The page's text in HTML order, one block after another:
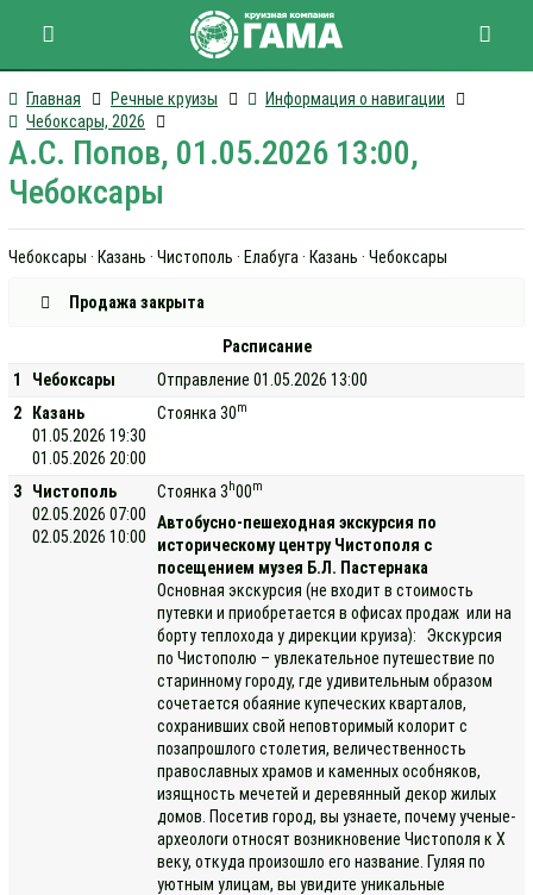
Главная Речные круизы
Информация о навигации
Чебоксары, 2026
А.С. Попов, 01.05.2026 13:00,
Чебоксары
Чебоксары · Казань · Чистополь · Елабуга · Казань · Чебоксары
Продажа закрыта
Расписание
1
Чебоксары
Отправление 01.05.2026 13:00
2
Казань
01.05.2026 19:30
01.05.2026 20:00
Стоянка 30m
3
Чистополь
02.05.2026 07:00
02.05.2026 10:00
Стоянка 3 h00m
Автобусно-пешеходная экскурсия по
историческому центру Чистополя с
посещением музея Б.Л. Пастернака
Основная экскурсия (не входит в стоимость
путевки и приобретается в офисах продаж или на
борту теплохода у дирекции круиза): Экскурсия
по Чистополю – увлекательное путешествие по
старинному городу, где удивительным образом
сочетается обаяние купеческих кварталов,
сохранивших свой неповторимый колорит с
позапрошлого столетия, величественность
православных храмов и каменных особняков,
изящность мечетей и деревянный декор жилых
домов. Посетив город, вы узнаете, почему ученые-
археологи относят возникновение Чистополя к Х
веку, откуда произошло его название. Гуляя по
уютным улицам, вы увидите уникальные